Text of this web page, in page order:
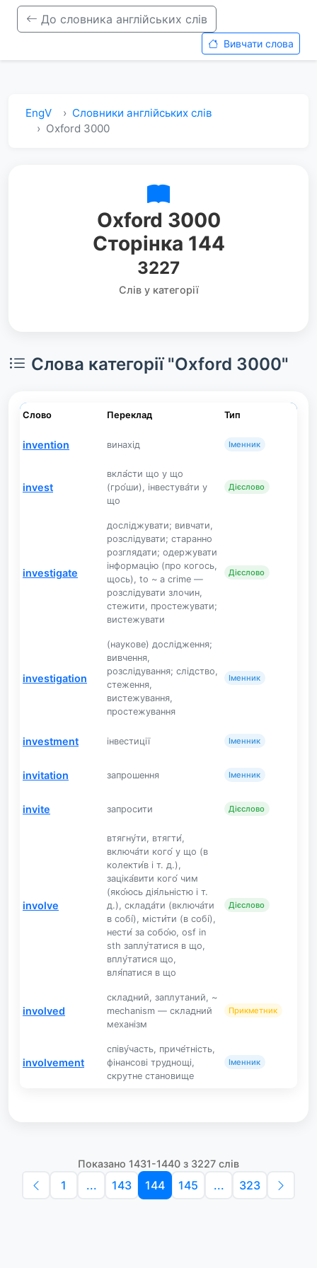
До словника англійських слів
Вивчати слова
EngV
Словники англійських слів
Oxford 3000
Oxford 3000
Сторінка 144
3227
Слів у категорії
Слова категорії "Oxford 3000"
Слово Переклад Тип
invention винахід Іменник
invest
вкла́сти що у що
(гро́ши), інвестува́ти у
що
Дієслово
investigate
досліджувати; вивчати,
розслідувати; старанно
розглядати; одержувати
інформацію (про когось,
щось), to ~ a crime —
розслідувати злочин,
стежити, простежувати;
вистежувати
Дієслово
investigation
(наукове) дослідження;
вивчення,
розслідування; слідство,
стеження,
вистежування,
простежування
Іменник
investment інвестиції Іменник
invitation запрошення Іменник
invite запросити Дієслово
involve
втягну́ти, втягти́,
включа́ти кого́ у що (в
колекти́в і т. д.),
заціка́вити кого́ чим
(яко́юсь дія́льністю і т.
д.), склада́ти (включа́ти
в собі́), місти́ти (в собі́),
нести́ за собо́ю, osf in
sth заплу́татися в що,
вплу́татися що,
вля́патися в що
Дієслово
involved
складний, заплутаний, ~
mechanism — складний
механізм
Прикметник
involvement
співу́часть, приче́тність,
фінансові труднощі,
скрутне становище
Іменник
Показано 1431-1440 з 3227 слів
1 ... 143 144 145 ... 323